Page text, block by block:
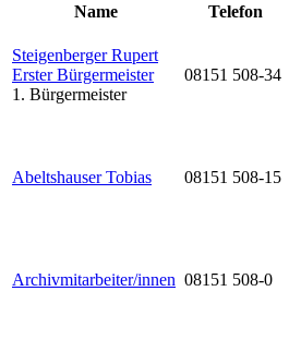
Name
Telefon
Steigenberger Rupert
Erster Bürgermeister
1. Bürgermeister
08151 508-34
Abeltshauser Tobias 08151 508-15
Archivmitarbeiter/innen 08151 508-0